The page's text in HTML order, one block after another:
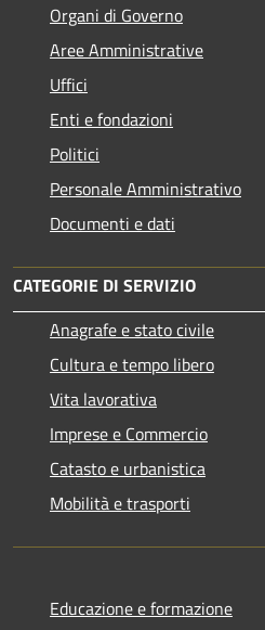
Organi di Governo
Aree Amministrative
Uffici
Enti e fondazioni
Politici
Personale Amministrativo
Documenti e dati
CATEGORIE DI SERVIZIO
Anagrafe e stato civile
Cultura e tempo libero
Vita lavorativa
Imprese e Commercio
Catasto e urbanistica
Mobilità e trasporti
Educazione e formazione